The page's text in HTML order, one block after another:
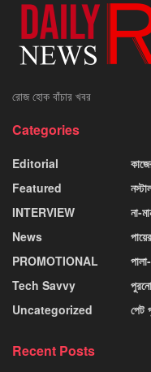
রোজ হোক বাঁচার খবর
Categories
Editorial
Featured
INTERVIEW
News
PROMOTIONAL
Tech Savvy
Uncategorized
না-
পেট
Recent Posts